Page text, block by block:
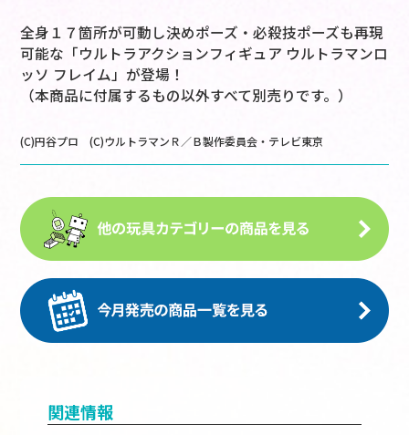
全身１７箇所が可動し決めポーズ・必殺技ポーズも再現
可能な「ウルトラアクションフィギュア ウルトラマンロ
ッソ フレイム」が登場！
（本商品に付属するもの以外すべて別売りです。）
(C)円谷プロ (C)ウルトラマンＲ／Ｂ製作委員会・テレビ東京
関連情報